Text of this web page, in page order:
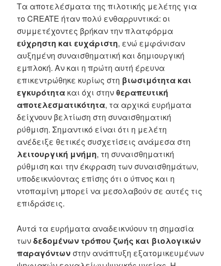
Τα αποτελέσματα της πιλοτικής μελέτης για
το CREATE ήταν πολύ ενθαρρυντικά: οι
συμμετέχοντες βρήκαν την πλατφόρμα
εύχρηστη και ευχάριστη, ενώ εμφάνισαν
αυξημένη συναισθηματική και δημιουργική
εμπλοκή. Αν και η πρώτη αυτή έρευνα
επικεντρώθηκε κυρίως στη βιωσιμότητα και
εγκυρότητα και όχι στην θεραπευτική
αποτελεσματικότητα, τα αρχικά ευρήματα
δείχνουν βελτίωση στη συναισθηματική
ρύθμιση. Σημαντικό είναι ότι η μελέτη
ανέδειξε θετικές συσχετίσεις ανάμεσα στη
λειτουργική μνήμη, τη συναισθηματική
ρύθμιση και την έκφραση των συναισθημάτων,
υποδεικνύοντας επίσης ότι ο ύπνος και η
ντοπαμίνη μπορεί να μεσολαβούν σε αυτές τις
επιδράσεις.
Αυτά τα ευρήματα αναδεικνύουν τη σημασία
τωνδεδομένων τρόπου ζωής και βιολογικών
παραγόντων στην ανάπτυξη εξατομικευμένων